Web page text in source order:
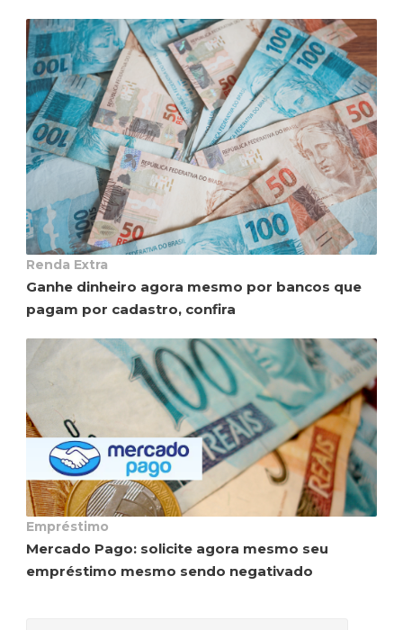
Renda Extra
Ganhe dinheiro agora mesmo por bancos que
pagam por cadastro, confira
Empréstimo
Mercado Pago: solicite agora mesmo seu
empréstimo mesmo sendo negativado